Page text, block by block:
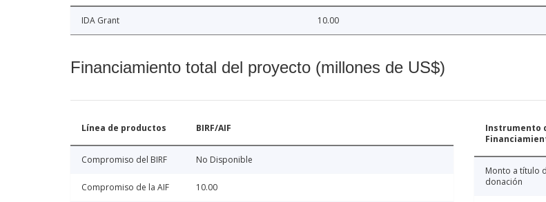
IDA Grant 10.00
Financiamiento total del proyecto (millones de US$)
Línea de productos BIRF/AIF
Compromiso del BIRF No Disponible
Compromiso de la AIF 10.00
Instrumento
Monto a título
donación